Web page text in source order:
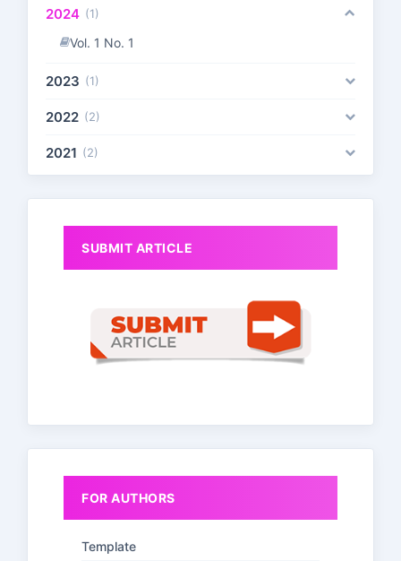
2024 (1)
Vol. 1 No. 1
2023 (1)
2022 (2)
2021 (2)
SUBMIT ARTICLE
FOR AUTHORS
Template